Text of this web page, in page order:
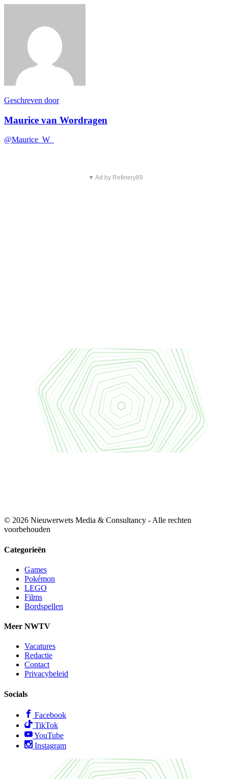
Geschreven door
Maurice van Wordragen
@Maurice_W_
▼ Ad by Refinery89
© 2026 Nieuwerwets Media & Consultancy - Alle rechten
voorbehouden
Categorieën
Games
Pokémon
LEGO
Films
Bordspellen
Meer NWTV
Vacatures
Redactie
Contact
Privacybeleid
Socials
Facebook
TikTok
YouTube
Instagram